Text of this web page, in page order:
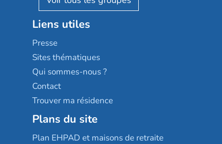
Stella management
Les villages d'or
Sérénys
Résidences services Villa Médicis
Groupe aplus
Liens utiles
Presse
Sites thématiques
Qui sommes-nous ?
Contact
Trouver ma résidence
Plans du site
Plan EHPAD et maisons de retraite